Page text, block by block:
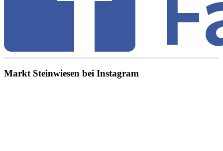
Markt Steinwiesen bei Instagram